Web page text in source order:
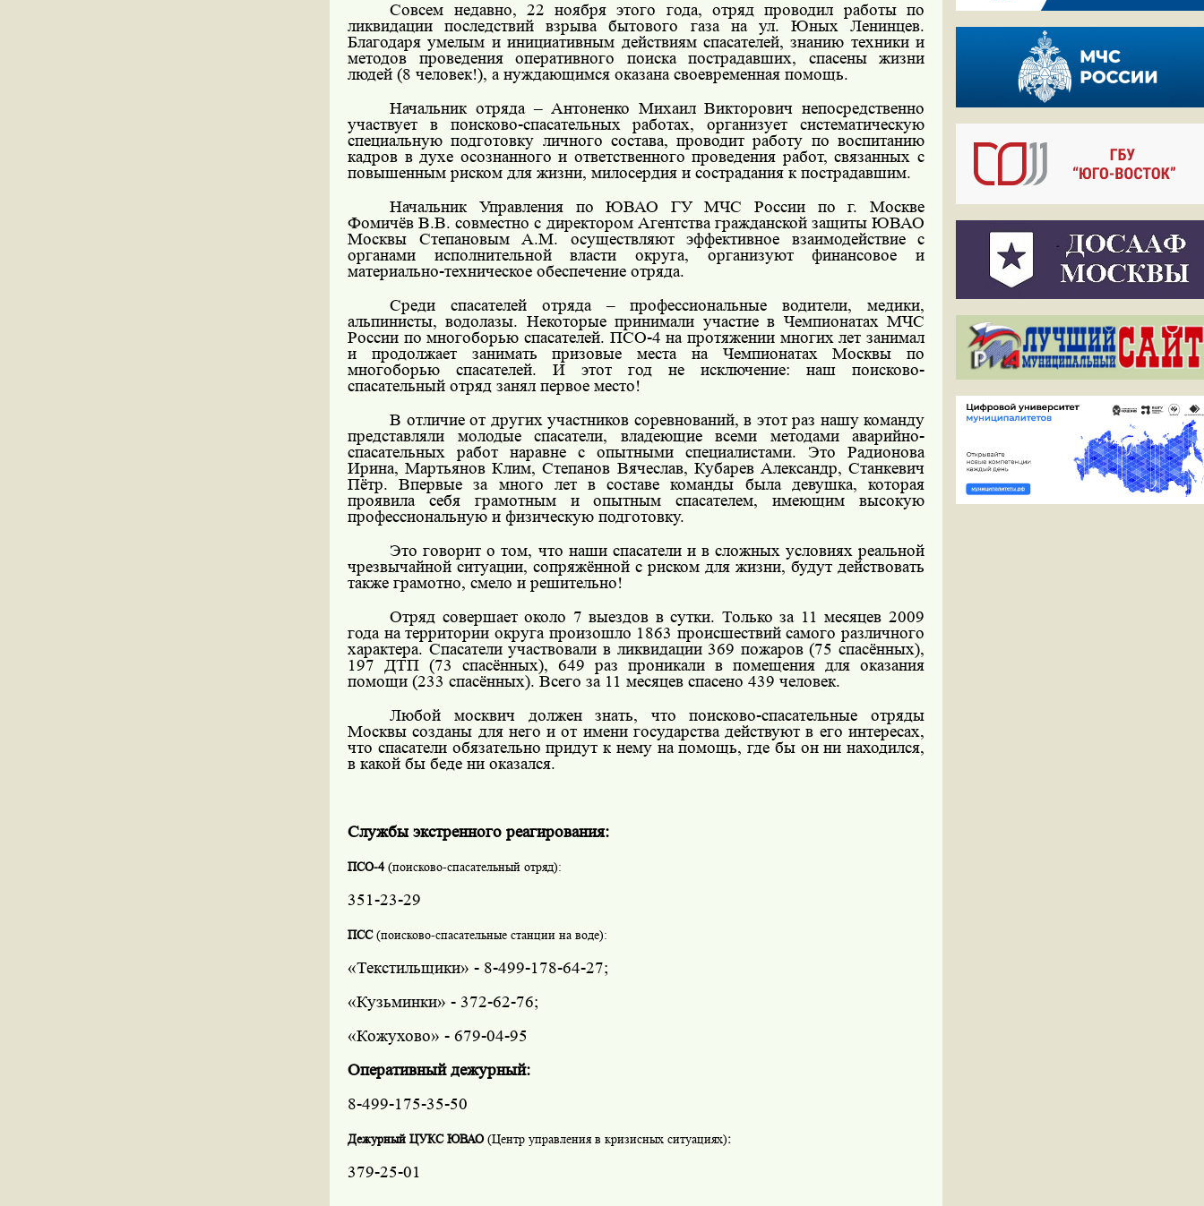
Совсем недавно, 22 ноября этого года, отряд проводил работы по
ликвидации последствий взрыва бытового газа на ул. Юных Ленинцев.
Благодаря умелым и инициативным действиям спасателей, знанию техники и
методов проведения оперативного поиска пострадавших, спасены жизни
людей (8 человек!), а нуждающимся оказана своевременная помощь.
Начальник отряда – Антоненко Михаил Викторович непосредственно
участвует в поисково-спасательных работах, организует систематическую
специальную подготовку личного состава, проводит работу по воспитанию
кадров в духе осознанного и ответственного проведения работ, связанных с
повышенным риском для жизни, милосердия и сострадания к пострадавшим.
Начальник Управления по ЮВАО ГУ МЧС России по г. Москве
Фомичёв В.В. совместно с директором Агентства гражданской защиты ЮВАО
Москвы Степановым А.М. осуществляют эффективное взаимодействие с
органами исполнительной власти округа, организуют финансовое и
материально-техническое обеспечение отряда.
Среди спасателей отряда – профессиональные водители, медики,
альпинисты, водолазы. Некоторые принимали участие в Чемпионатах МЧС
России по многоборью спасателей. ПСО-4 на протяжении многих лет занимал
и продолжает занимать призовые места на Чемпионатах Москвы по
многоборью спасателей. И этот год не исключение: наш поисково-
спасательный отряд занял первое место!
В отличие от других участников соревнований, в этот раз нашу команду
представляли молодые спасатели, владеющие всеми методами аварийно-
спасательных работ наравне с опытными специалистами. Это Радионова
Ирина, Мартьянов Клим, Степанов Вячеслав, Кубарев Александр, Станкевич
Пётр. Впервые за много лет в составе команды была девушка, которая
проявила себя грамотным и опытным спасателем, имеющим высокую
профессиональную и физическую подготовку.
Это говорит о том, что наши спасатели и в сложных условиях реальной
чрезвычайной ситуации, сопряжённой с риском для жизни, будут действовать
также грамотно, смело и решительно!
Отряд совершает около 7 выездов в сутки. Только за 11 месяцев 2009
года на территории округа произошло 1863 происшествий самого различного
характера. Спасатели участвовали в ликвидации 369 пожаров (75 спасённых),
197 ДТП (73 спасённых), 649 раз проникали в помещения для оказания
помощи (233 спасённых). Всего за 11 месяцев спасено 439 человек.
Любой москвич должен знать, что поисково-спасательные отряды
Москвы созданы для него и от имени государства действуют в его интересах,
что спасатели обязательно придут к нему на помощь, где бы он ни находился,
в какой бы беде ни оказался.
Службы экстренного реагирования:
ПСО-4 (поисково-спасательный отряд):
351-23-29
ПСС(поисково-спасательные станции на воде):
«Текстильщики» - 8-499-178-64-27;
«Кузьминки» - 372-62-76;
«Кожухово» - 679-04-95
Оперативный дежурный:
8-499-175-35-50
Дежурный ЦУКС ЮВАО(Центр управления в кризисных ситуациях):
379-25-01